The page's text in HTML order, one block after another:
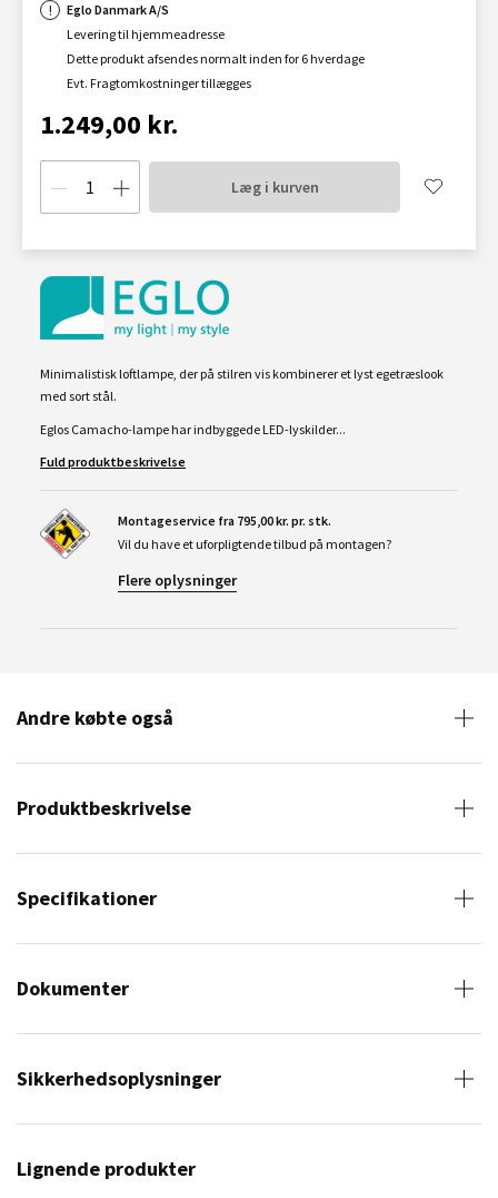
Eglo Danmark A/S
Levering til hjemmeadresse
Dette produkt afsendes normalt inden for 6 hverdage
Evt. Fragtomkostninger tillægges
1.249,00 kr.
Læg i kurven
Minimalistisk loftlampe, der på stilren vis kombinerer et lyst egetræslook
med sort stål.
Eglos Camacho-lampe har indbyggede LED-lyskilder...
Fuld produktbeskrivelse
Montageservice fra 795,00 kr. pr. stk.
Vil du have et uforpligtende tilbud på montagen?
Flere oplysninger
Andre købte også
Produktbeskrivelse
Specifikationer
Dokumenter
Sikkerhedsoplysninger
Lignende produkter